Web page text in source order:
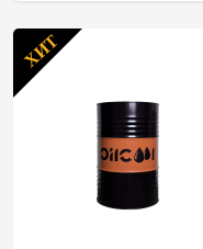
ХИТ